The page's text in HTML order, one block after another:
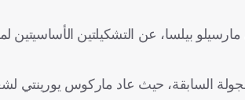
بيلسا، عن التشكيلتين الأساسيتين
السابقة، حيث عاد ماركوس يورينتي